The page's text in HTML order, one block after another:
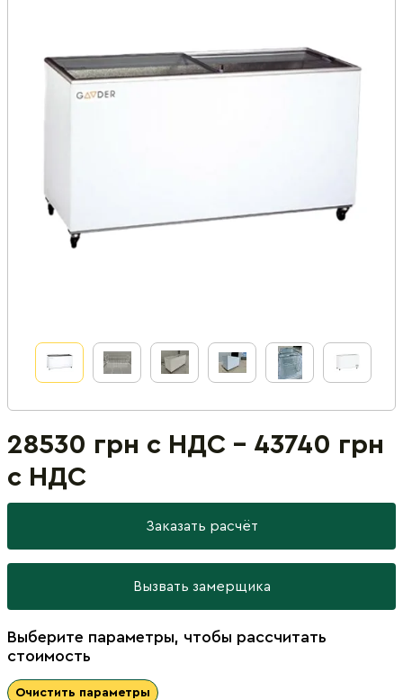
28530 грн с НДС - 43740 грн
с НДС
Заказать расчёт
Вызвать замерщика
Выберите параметры, чтобы рассчитать
стоимость
Очистить параметры